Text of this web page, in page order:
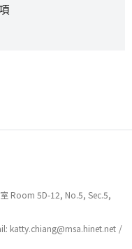
Room 5D-12, No.5, Sec.5,
katty.chiang@msa.hinet.net /